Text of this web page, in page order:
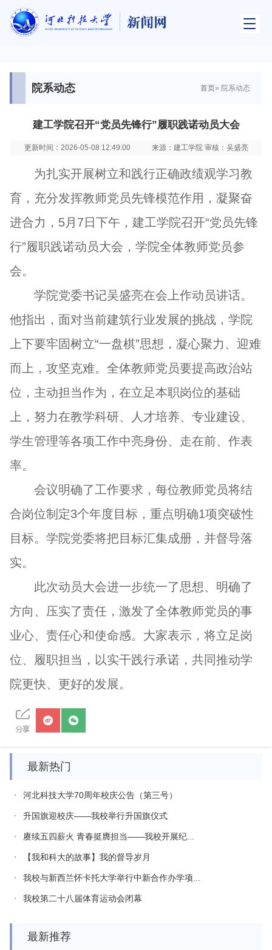
院系动态 首页» 院系动态
建工学院召开“党员先锋行”履职践诺动员大会
更新时间：2026-05-08 12:49:00 来源：建工学院 审核：吴盛亮
为扎实开展树立和践行正确政绩观学习教
育，充分发挥教师党员先锋模范作用，凝聚奋
进合力，5月7日下午，建工学院召开“党员先锋
行”履职践诺动员大会，学院全体教师党员参
会。
学院党委书记吴盛亮在会上作动员讲话。
他指出，面对当前建筑行业发展的挑战，学院
上下要牢固树立“一盘棋”思想，凝心聚力、迎难
而上，攻坚克难。全体教师党员要提高政治站
位，主动担当作为，在立足本职岗位的基础
上，努力在教学科研、人才培养、专业建设、
学生管理等各项工作中亮身份、走在前、作表
率。
会议明确了工作要求，每位教师党员将结
合岗位制定3个年度目标，重点明确1项突破性
目标。学院党委将把目标汇集成册，并督导落
实。
此次动员大会进一步统一了思想、明确了
方向、压实了责任，激发了全体教师党员的事
业心、责任心和使命感。大家表示，将立足岗
位、履职担当，以实干践行承诺，共同推动学
院更快、更好的发展。
最新热门
河北科技大学70周年校庆公告（第三号）
升国旗迎校庆——我校举行升国旗仪式
赓续五四薪火 青春挺膺担当——我校开展纪...
【我和科大的故事】我的督导岁月
我校与新西兰怀卡托大学举行中新合作办学项...
我校第二十八届体育运动会闭幕
最新推荐